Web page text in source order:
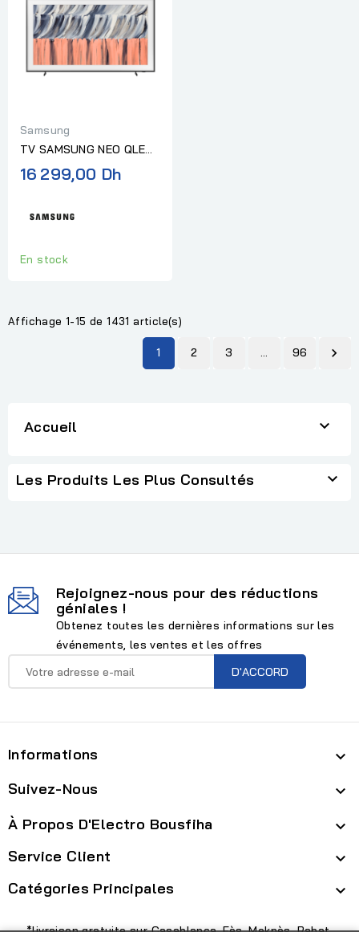
Samsung
TV SAMSUNG NEO QLED
65 POUCES SMART 4K
16 299,00 Dh
En stock
Affichage 1-15 de 1431 article(s)
1 2 3 … 96 
Accueil 
Les Produits Les Plus Consultés 
Rejoignez-nous pour des réductions
géniales !
Obtenez toutes les dernières informations sur les
événements, les ventes et les offres
Informations 
Suivez-Nous 
À Propos D'Electro Bousfiha 
Service Client 
Catégories Principales 